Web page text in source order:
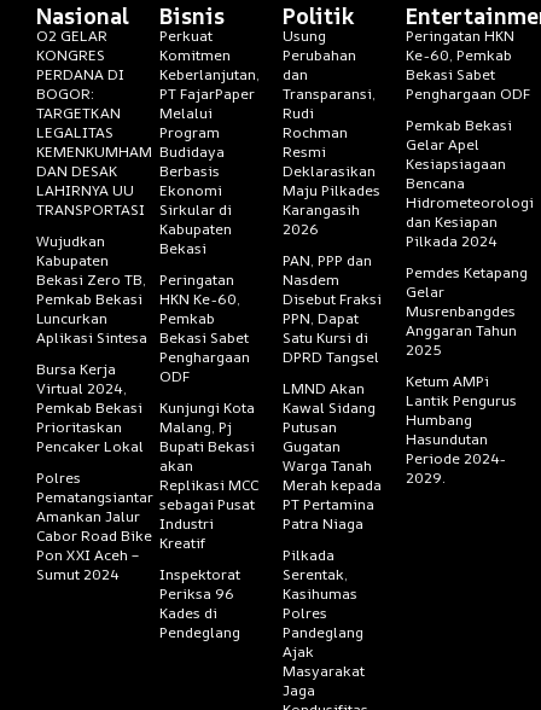
Nasional
O2 GELAR
KONGRES
PERDANA DI
BOGOR:
TARGETKAN
LEGALITAS
KEMENKUMHAM
DAN DESAK
LAHIRNYA UU
TRANSPORTASI
Wujudkan
Kabupaten
Bekasi Zero TB,
Pemkab Bekasi
Luncurkan
Aplikasi Sintesa
Bursa Kerja
Virtual 2024,
Pemkab Bekasi
Prioritaskan
Pencaker Lokal
Polres
Pematangsiantar
Amankan Jalur
Cabor Road Bike
Pon XXI Aceh –
Sumut 2024
Bisnis
Perkuat
Komitmen
Keberlanjutan,
PT FajarPaper
Melalui
Program
Budidaya
Berbasis
Ekonomi
Sirkular di
Kabupaten
Bekasi
Peringatan
HKN Ke-60,
Pemkab
Bekasi Sabet
Penghargaan
ODF
Kunjungi Kota
Malang, Pj
Bupati Bekasi
akan
Replikasi MCC
sebagai Pusat
Industri
Kreatif
Inspektorat
Periksa 96
Kades di
Pendeglang
Politik
Usung
Perubahan
dan
Transparansi,
Rudi
Rochman
Resmi
Deklarasikan
Maju Pilkades
Karangasih
2026
PAN, PPP dan
Nasdem
Disebut Fraksi
PPN, Dapat
Satu Kursi di
DPRD Tangsel
LMND Akan
Kawal Sidang
Putusan
Gugatan
Warga Tanah
Merah kepada
PT Pertamina
Patra Niaga
Pilkada
Serentak,
Kasihumas
Polres
Pandeglang
Ajak
Masyarakat
Jaga
Peringatan HKN
Ke-60, Pemkab
Bekasi Sabet
Penghargaan ODF
Pemkab Bekasi
Gelar Apel
Kesiapsiagaan
Bencana
Hidrometeorologi
dan Kesiapan
Pilkada 2024
Pemdes Ketapang
Gelar
Musrenbangdes
Anggaran Tahun
2025
Ketum AMPi
Lantik Pengurus
Humbang
Hasundutan
Periode 2024-
2029.